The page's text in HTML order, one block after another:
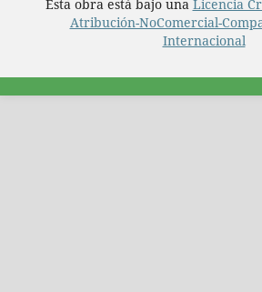
Esta obra está bajo una Licencia
Atribución-NoComercial-
Internacional